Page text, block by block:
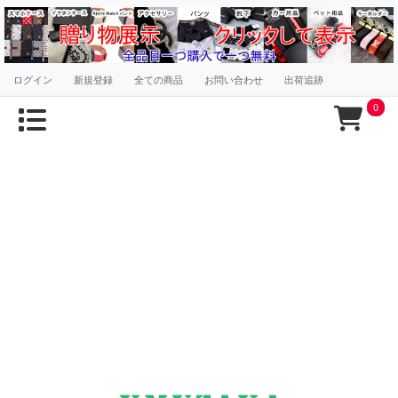
ログイン 新規登録 全ての商品 お問い合わせ 出荷追跡
0